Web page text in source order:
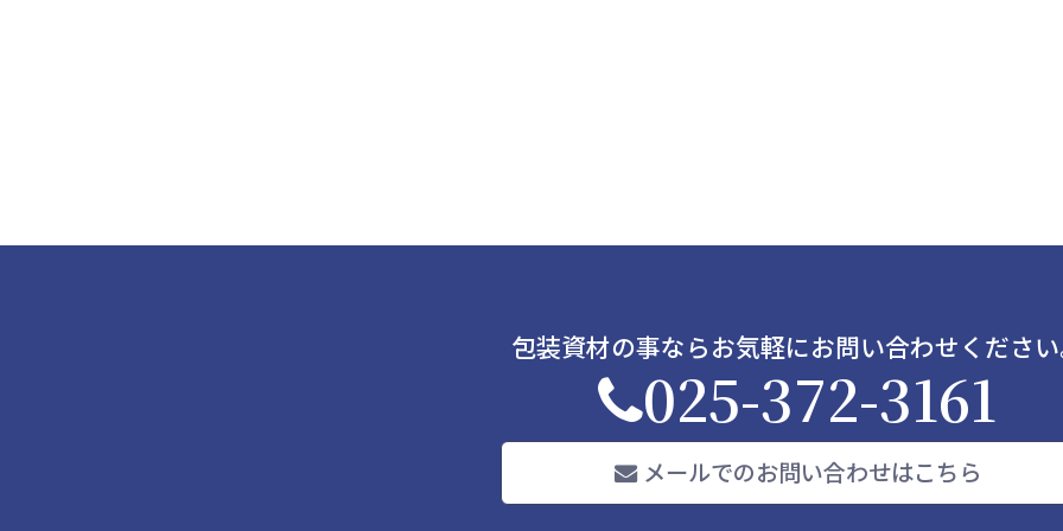
包装資材の事ならお気軽にお問い合わせください
025-372-3161
メールでのお問い合わせはこちら